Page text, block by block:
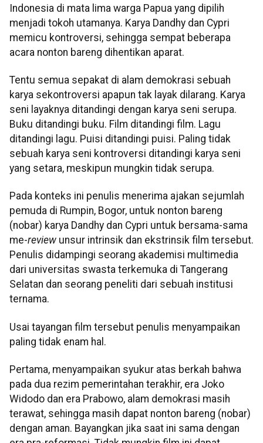
Indonesia di mata lima warga Papua yang dipilih
menjadi tokoh utamanya. Karya Dandhy dan Cypri
memicu kontroversi, sehingga sempat beberapa
acara nonton bareng dihentikan aparat.
Tentu semua sepakat di alam demokrasi sebuah
karya sekontroversi apapun tak layak dilarang. Karya
seni layaknya ditandingi dengan karya seni serupa.
Buku ditandingi buku. Film ditandingi film. Lagu
ditandingi lagu. Puisi ditandingi puisi. Paling tidak
sebuah karya seni kontroversi ditandingi karya seni
yang setara, meskipun mungkin tidak serupa.
Pada konteks ini penulis menerima ajakan sejumlah
pemuda di Rumpin, Bogor, untuk nonton bareng
(nobar) karya Dandhy dan Cypri untuk bersama-sama
me-review unsur intrinsik dan ekstrinsik film tersebut.
Penulis didampingi seorang akademisi multimedia
dari universitas swasta terkemuka di Tangerang
Selatan dan seorang peneliti dari sebuah institusi
ternama.
Usai tayangan film tersebut penulis menyampaikan
paling tidak enam hal.
Pertama, menyampaikan syukur atas berkah bahwa
pada dua rezim pemerintahan terakhir, era Joko
Widodo dan era Prabowo, alam demokrasi masih
terawat, sehingga masih dapat nonton bareng (nobar)
dengan aman. Bayangkan jika saat ini sama dengan